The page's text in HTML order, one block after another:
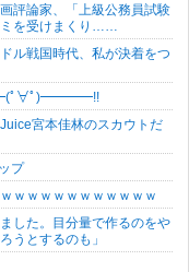
評論家、「上級公務員試験
ミを受けまくり……
ル戦国時代、私が決着をつ
ﾟ∀ﾟ)━━━━!!
宮本佳林のスカウトだ
プ
ｗｗｗｗｗｗｗｗｗｗｗ
した。目分量で作るのをや
うとするのも」